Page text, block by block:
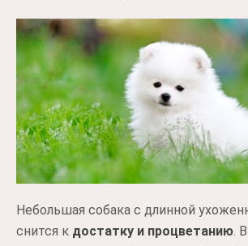
Небольшая собака с длинной
снится к достатку и процветанию.